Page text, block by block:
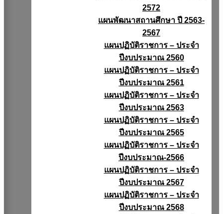
2572
แผนพัฒนาสถานศึกษา ปี 2563-
2567
แผนปฏิบัติราชการ – ประจำ
ปีงบประมาณ 2560
แผนปฏิบัติราชการ – ประจำ
ปีงบประมาณ 2561
แผนปฏิบัติราชการ – ประจำ
ปีงบประมาณ 2563
แผนปฏิบัติราชการ – ประจำ
ปีงบประมาณ 2565
แผนปฏิบัติราชการ – ประจำ
ปีงบประมาณ-2566
แผนปฏิบัติราชการ – ประจำ
ปีงบประมาณ 2567
แผนปฏิบัติราชการ – ประจำ
ปีงบประมาณ 2568